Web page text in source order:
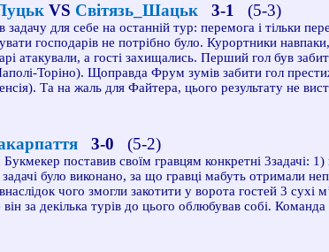
VS Світязь_Шацьк 3-1 (5-3)
задачу для себе на останній тур: перемога і тільки
господарів не потрібно було. Курортники
атакували, а гості захищались. Перший гол був
Торіно). Щоправда Фрум зумів забити гол
Та на жаль для Файтера, цього результату не
3-0 (5-2)
поставив своїм гравцям конкретні 3задачі:
було виконано, за що гравці мабуть отримали
чого змогли закотити у ворота гостей 3
він за декілька турів до цього облюбував собі.